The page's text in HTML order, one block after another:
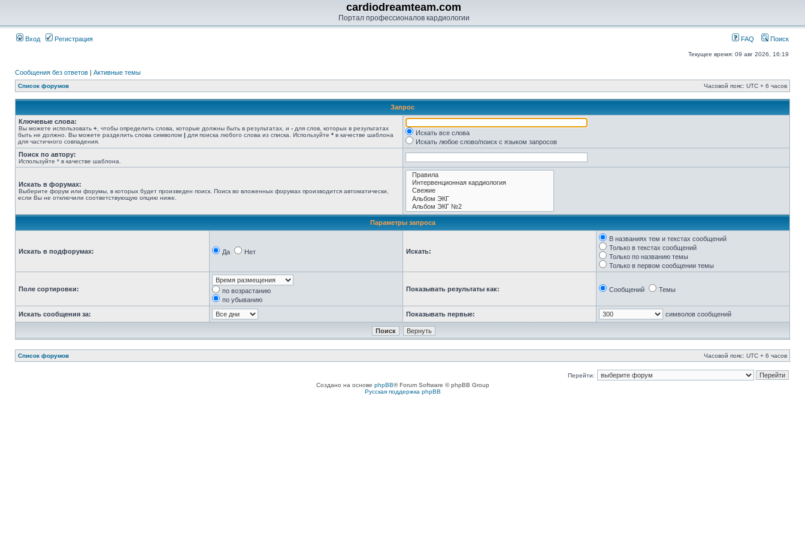
cardiodreamteam.com
Портал профессионалов кардиологии
Вход Регистрация FAQ Поиск
Текущее время: 09 авг 2026, 16:19
Сообщения без ответов | Активные темы
Список форумов Часовой пояс: UTC + 6 часов
Запрос
Ключевые слова:
Вы можете использовать + , чтобы определить слова, которые должны быть в результатах, и - для слов, которых в результатах
быть не должно. Вы можете разделить слова символом | для поиска любого слова из списка. Используйте * в качестве шаблона
для частичного совпадения.
Искать все слова
Искать любое слово/поиск с языком запросов
Поиск по автору:
Используйте * в качестве шаблона.
Искать в форумах:
Выберите форум или форумы, в которых будет произведен поиск. Поиск во вложенных форумах производится автоматически,
если Вы не отключили соответствующую опцию ниже.
Параметры запроса
Искать в подфорумах: Да Нет Искать:
В названиях тем и текстах сообщений
Только в текстах сообщений
Только по названию темы
Только в первом сообщении темы
Поле сортировки:
по возрастанию
по убыванию
Показывать результаты как: Сообщений Темы
Искать сообщения за: Показывать первые: символов сообщений
Список форумов Часовой пояс: UTC + 6 часов
Перейти:
Создано на основе phpBB® Forum Software © phpBB Group
Русская поддержка phpBB